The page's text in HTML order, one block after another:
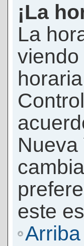
¡La
La
Nueva
este
Arriba